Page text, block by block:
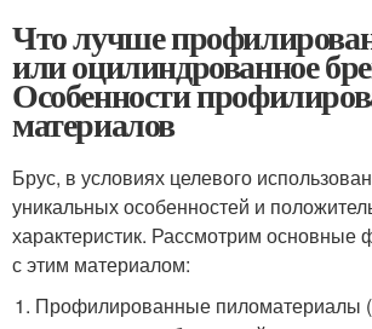
Что лучше
или оцилиндрованное
Особенности
материалов
Брус, в условиях целевого
уникальных особенностей и
характеристик. Рассмотрим основные
с этим материалом:
Профилированные пиломатериалы